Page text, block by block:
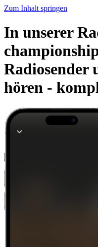
Zum Inhalt springen
In unserer
Radiosender
hören -